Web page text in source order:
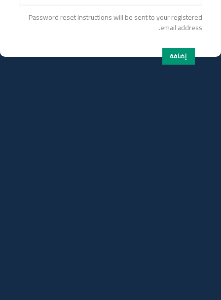
Password reset instructions will be sent to your registered
email address.